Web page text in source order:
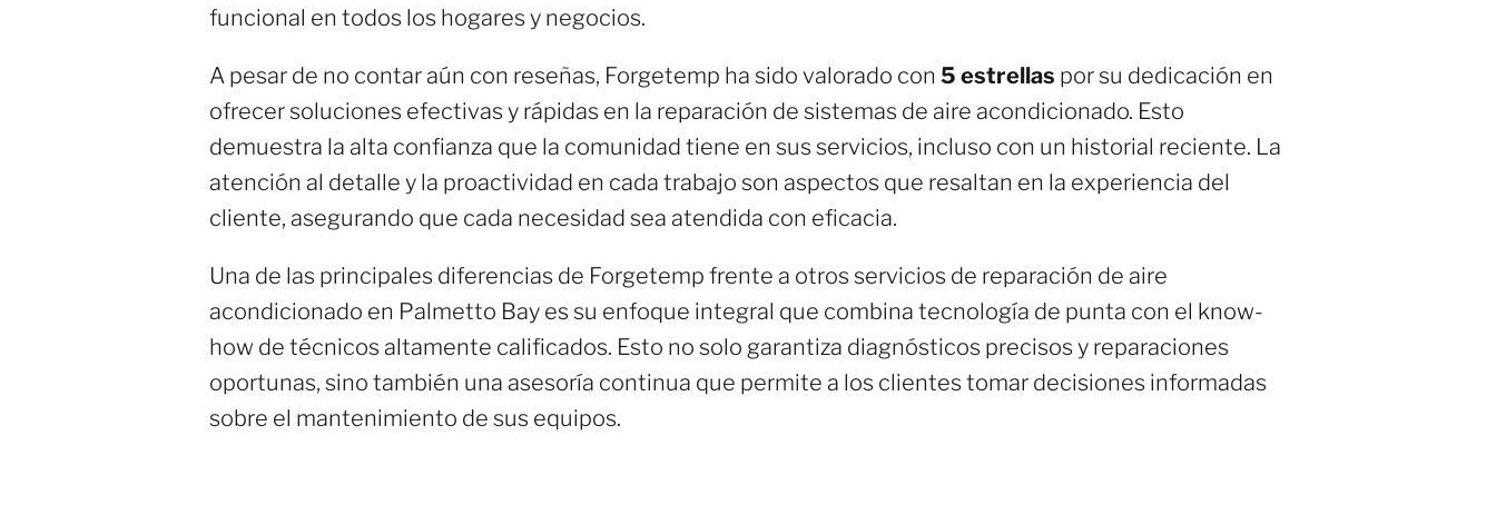
funcional en todos los hogares y negocios.
A pesar de no contar aún con reseñas, Forgetemp ha sido valorado con 5 estrellas por su dedicación en
ofrecer soluciones efectivas y rápidas en la reparación de sistemas de aire acondicionado. Esto
demuestra la alta confianza que la comunidad tiene en sus servicios, incluso con un historial reciente. La
atención al detalle y la proactividad en cada trabajo son aspectos que resaltan en la experiencia del
cliente, asegurando que cada necesidad sea atendida con eficacia.
Una de las principales diferencias de Forgetemp frente a otros servicios de reparación de aire
acondicionado en Palmetto Bay es su enfoque integral que combina tecnología de punta con el know-
how de técnicos altamente calificados. Esto no solo garantiza diagnósticos precisos y reparaciones
oportunas, sino también una asesoría continua que permite a los clientes tomar decisiones informadas
sobre el mantenimiento de sus equipos.